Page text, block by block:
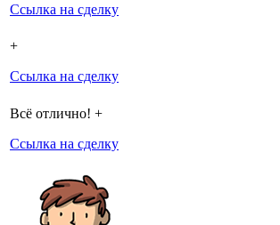
Ссылка на сделку
+
Ссылка на сделку
Всё отлично! +
Ссылка на сделку